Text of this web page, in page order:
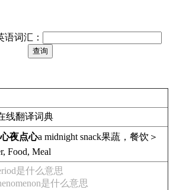
词汇：
线翻译词典
夜点心a midnight snack果蔬，餐饮＞
Food, Meal
是什么意思
是什么意思